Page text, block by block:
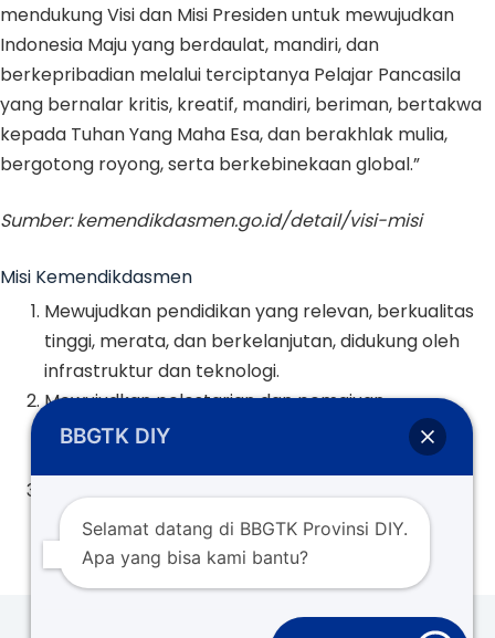
mendukung Visi dan Misi Presiden untuk mewujudkan
Indonesia Maju yang berdaulat, mandiri, dan
berkepribadian melalui terciptanya Pelajar Pancasila
yang bernalar kritis, kreatif, mandiri, beriman, bertakwa
kepada Tuhan Yang Maha Esa, dan berakhlak mulia,
bergotong royong, serta berkebinekaan global.”
Sumber: kemendikdasmen.go.id/detail/visi-misi
Misi Kemendikdasmen
Mewujudkan pendidikan yang relevan, berkualitas
tinggi, merata, dan berkelanjutan, didukung oleh
infrastruktur dan teknologi.
Mewujudkan pelestarian dan pemajuan
kebudayaan serta pengembangan bahasa dan
kepentingan untuk mendukung transformasi dan
reformasi pengelolaan pendidikan dan
kebudayaan.
BBGTK DIY
Selamat datang di BBGTK Provinsi DIY.
Apa yang bisa kami bantu?